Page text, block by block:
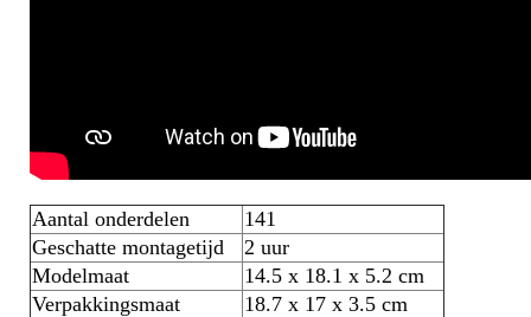
Aantal onderdelen
141
Geschatte montagetijd
2 uur
Modelmaat
14.5 x 18.1 x 5.2 cm
Verpakkingsmaat
18.7 x 17 x 3.5 cm